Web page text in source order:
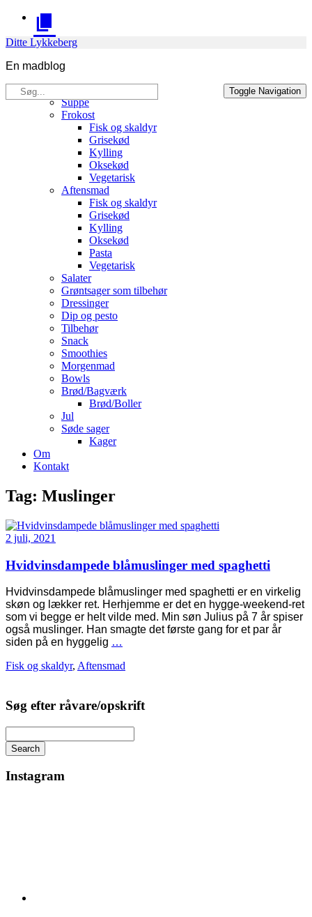
Skip
content
Ditte Lykkeberg
En madblog
Søg
efter:
Toggle Navigation
Opskrifter
Suppe
Frokost
Fisk og skaldyr
Grisekød
Kylling
Oksekød
Vegetarisk
Aftensmad
Fisk og skaldyr
Grisekød
Kylling
Oksekød
Pasta
Vegetarisk
Salater
Grøntsager som tilbehør
Dressinger
Dip og pesto
Tilbehør
Snack
Smoothies
Morgenmad
Bowls
Brød/Bagværk
Brød/Boller
Jul
Søde sager
Kager
Om
Kontakt
Tag: Muslinger
2 juli, 2021
Hvidvinsdampede blåmuslinger med spaghetti
Hvidvinsdampede blåmuslinger med spaghetti er en virkelig
skøn og lækker ret. Herhjemme er det en hygge-weekend-ret
som vi begge er helt vilde med. Min søn Julius på 7 år spiser
også muslinger. Han smagte det første gang for et par år
siden på en hyggelig …
Fisk og skaldyr, Aftensmad
Søg efter råvare/opskrift
Search
Instagram